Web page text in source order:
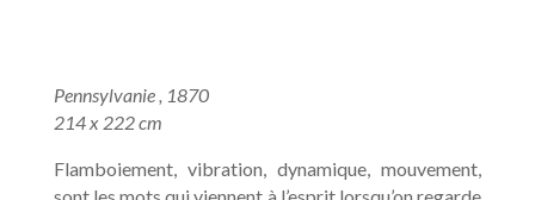
Pennsylvanie , 1870
214 x 222 cm
Flamboiement, vibration, dynamique, mouvement,